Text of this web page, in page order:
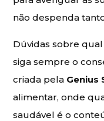
não despenda
Dúvidas sobre
siga sempre o
criada pela Genius
alimentar, onde
saudável é o